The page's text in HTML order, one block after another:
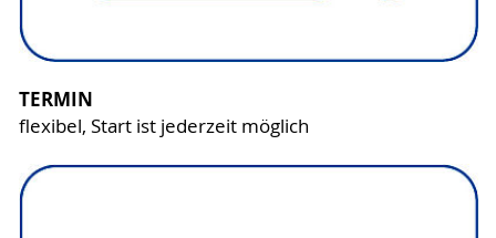
TERMIN
flexibel, Start ist jederzeit möglich